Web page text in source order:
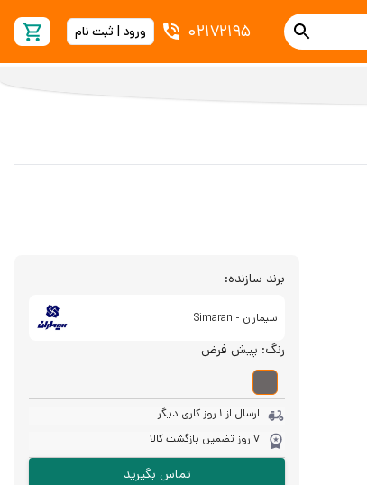
02172195 ورود | ثبت نام
برند سازنده:
سیماران - Simaran
رنگ: پیش فرض
ارسال از 1 روز کاری دیگر
7 روز تضمین بازگشت کالا
تماس بگیرید